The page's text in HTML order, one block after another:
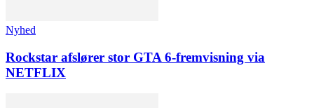
Nyhed
Rockstar afslører stor GTA 6-fremvisning via
NETFLIX